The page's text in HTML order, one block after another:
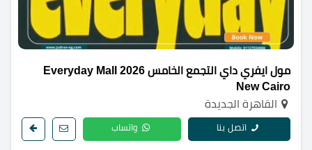
مول ايفري داي التجمع الخامس 2026 Everyday Mall
New Cairo
القاهرة الجديدة
اتصل بنا واتساب